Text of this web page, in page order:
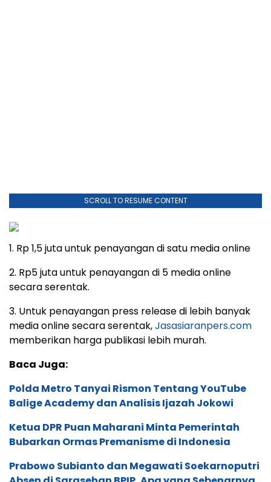
SCROLL TO RESUME CONTENT
1. Rp 1,5 juta untuk penayangan di satu media online
2. Rp5 juta untuk penayangan di 5 media online
secara serentak.
3. Untuk penayangan press release di lebih banyak
media online secara serentak,Jasasiaranpers.com
memberikan harga publikasi lebih murah.
Baca Juga:
Polda Metro Tanyai Rismon Tentang YouTube
Balige Academy dan Analisis Ijazah Jokowi
Ketua DPR Puan Maharani Minta Pemerintah
Bubarkan Ormas Premanisme di Indonesia
Prabowo Subianto dan Megawati Soekarnoputri